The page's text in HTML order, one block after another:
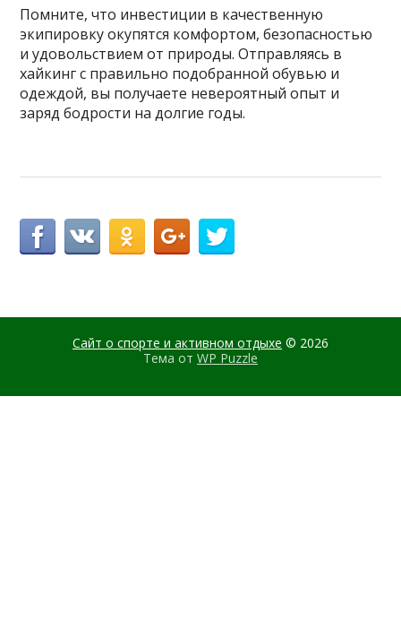
Помните, что инвестиции в качественную
экипировку окупятся комфортом, безопасностью
и удовольствием от природы. Отправляясь в
хайкинг с правильно подобранной обувью и
одеждой, вы получаете невероятный опыт и
заряд бодрости на долгие годы.
Сайт о спорте и активном отдыхе © 2026
Тема от WP Puzzle